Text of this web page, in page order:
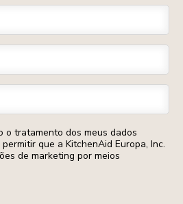
o tratamento dos meus dados
que a KitchenAid Europa, Inc.
de marketing por meios